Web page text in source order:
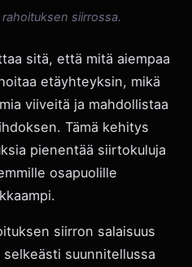
siirrossa.
sitä, että mitä aiempaa
etäyhteyksin, mikä
viiveitä ja mahdollistaa
Tämä kehitys
pienentää siirtokuluja
osapuolille
siirron salaisuus
suunnitellussa